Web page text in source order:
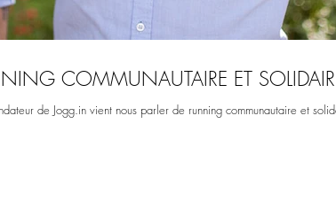
COMMUNAUTAIRE ET
de Jogg.in vient nous parler de running communautaire et